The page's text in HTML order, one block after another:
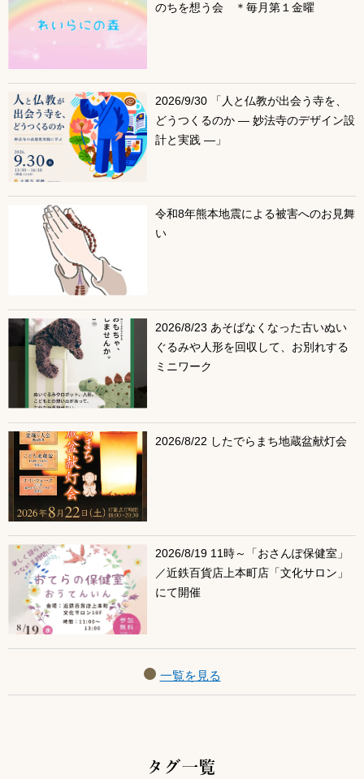
のちを想う会 ＊毎月第１金曜
2026/9/30 「人と仏教が出会う寺を、
どうつくるのか ― 妙法寺のデザイン設
計と実践 ―」
令和8年熊本地震による被害へのお見舞
い
2026/8/23 あそばなくなった古いぬい
ぐるみや人形を回収して、お別れする
ミニワーク
2026/8/22 したでらまち地蔵盆献灯会
2026/8/19 11時～「おさんぽ保健室」
／近鉄百貨店上本町店「文化サロン」
にて開催
一覧を見る
タグ一覧